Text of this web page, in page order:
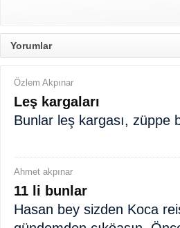
Yorumlar
Özlem Akpınar
Leş kargaları
Bunlar leş kargası, züppe
Ahmet akpınar
11 li bunlar
Hasan bey sizden Koca